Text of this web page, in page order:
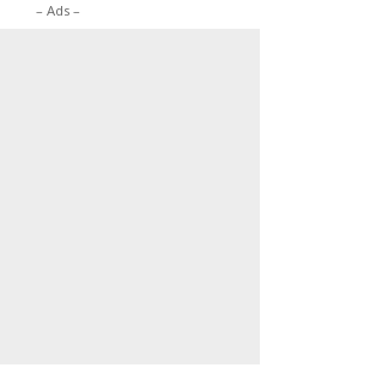
– Ads –